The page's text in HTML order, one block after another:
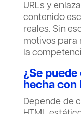
URLs y
contenido
reales. Sin
motivos para
la
¿Se
hecha con
Depende de